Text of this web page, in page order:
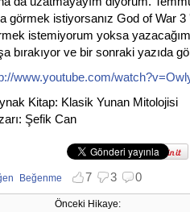
görmek istiyorsanız God of War
istemiyorum yoksa
bırakıyor ve bir sonraki yazıda
www.youtube.com/
Kitap: Klasik Yunan Mitolojisi
Şefik Can
vazgeç
Beğenme
Beğenmemekten vazgeç
7 3 0
Önceki Hikaye: